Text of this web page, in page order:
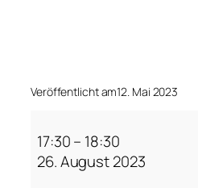
Veröffentlicht am12. Mai 2023
A
C
17:30– 18:30
26. August 2023